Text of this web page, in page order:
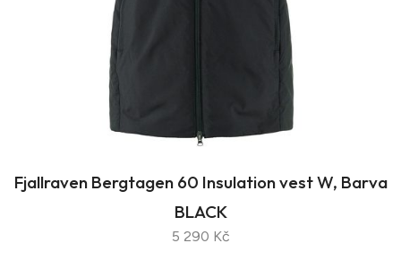
Fjallraven Bergtagen 60 Insulation vest W, Barva
BLACK
5 290 Kč